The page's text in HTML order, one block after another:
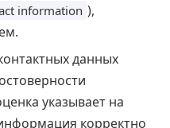
information ),
данных
указывает на
корректно